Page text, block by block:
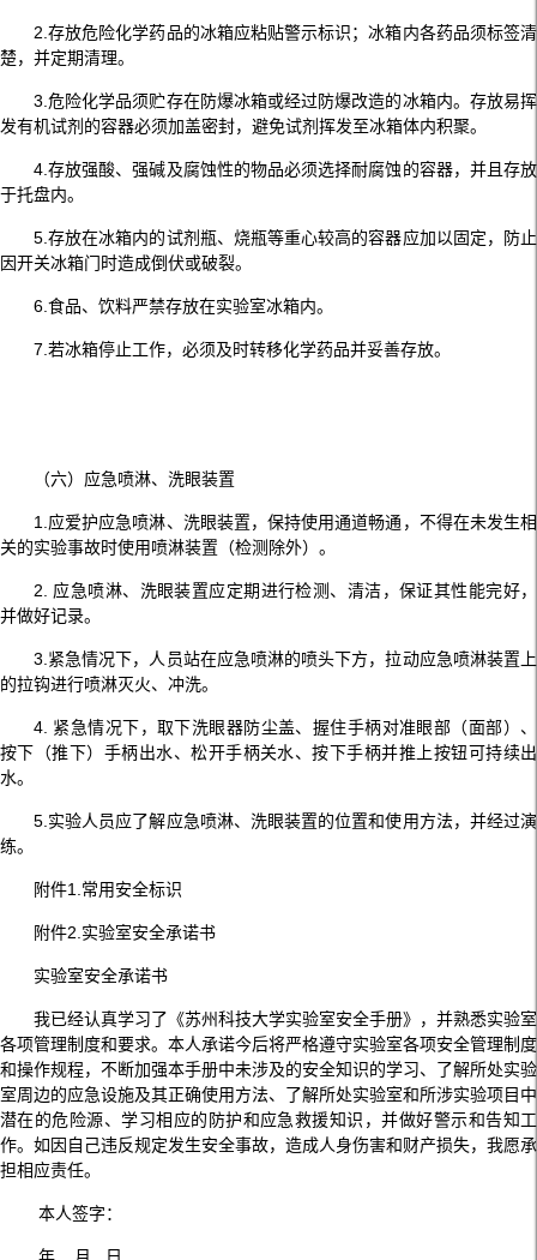
2.存放危险化学药品的冰箱应粘贴警示标识；冰箱内各药品须标签清
楚，并定期清理。
3.危险化学品须贮存在防爆冰箱或经过防爆改造的冰箱内。存放易挥
发有机试剂的容器必须加盖密封，避免试剂挥发至冰箱体内积聚。
4.存放强酸、强碱及腐蚀性的物品必须选择耐腐蚀的容器，并且存放
于托盘内。
5.存放在冰箱内的试剂瓶、烧瓶等重心较高的容器应加以固定，防止
因开关冰箱门时造成倒伏或破裂。
6.食品、饮料严禁存放在实验室冰箱内。
7.若冰箱停止工作，必须及时转移化学药品并妥善存放。
（六）应急喷淋、洗眼装置
1.应爱护应急喷淋、洗眼装置，保持使用通道畅通，不得在未发生相
关的实验事故时使用喷淋装置（检测除外）。
2. 应急喷淋、洗眼装置应定期进行检测、清洁，保证其性能完好，
并做好记录。
3.紧急情况下，人员站在应急喷淋的喷头下方，拉动应急喷淋装置上
的拉钩进行喷淋灭火、冲洗。
4. 紧急情况下，取下洗眼器防尘盖、握住手柄对准眼部（面部）、
按下（推下）手柄出水、松开手柄关水、按下手柄并推上按钮可持续出
水。
5.实验人员应了解应急喷淋、洗眼装置的位置和使用方法，并经过演
练。
附件1.常用安全标识
附件2.实验室安全承诺书
实验室安全承诺书
我已经认真学习了《苏州科技大学实验室安全手册》，并熟悉实验室
各项管理制度和要求。本人承诺今后将严格遵守实验室各项安全管理制度
和操作规程，不断加强本手册中未涉及的安全知识的学习、了解所处实验
室周边的应急设施及其正确使用方法、了解所处实验室和所涉实验项目中
潜在的危险源、学习相应的防护和应急救援知识，并做好警示和告知工
作。如因自己违反规定发生安全事故，造成人身伤害和财产损失，我愿承
担相应责任。
本人签字：